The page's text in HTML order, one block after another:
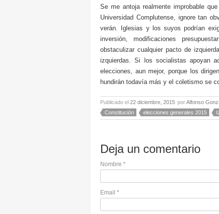
Se me antoja realmente improbable
Universidad Complutense, ignore tan
verán. Iglesias y los suyos podrían
inversión, modificaciones
obstaculizar cualquier pacto de
izquierdas. Si los socialistas apoyan
elecciones, aun mejor, porque los
hundirán todavía más y el coletismo se
Publicado el 22 diciembre, 2015 porAlfonso
Constitución
elecciones generales 2015
Deja un comentario
Nombre *
Email *